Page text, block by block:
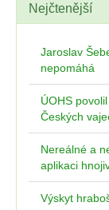
Nejčtenější
Jaroslav
nepomáhá
ÚOHS
Českých
Nereálné a
aplikaci
Výskyt